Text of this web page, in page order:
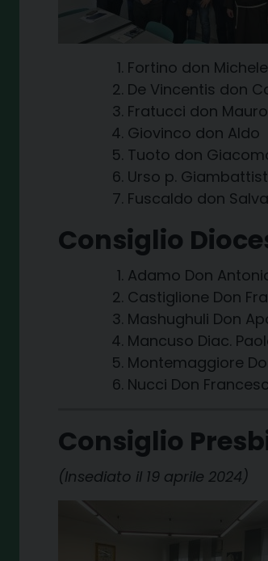
Fortino don Michele
De Vincentis don
Fratucci don Mauro
Giovinco don Aldo
Tuoto don
Urso p.
Fuscaldo don
Consiglio
Adamo Don
Castiglione Don
Mashughuli Don
Mancuso Diac.
Montemaggiore
Nucci Don
Consiglio
(Insediato il 19 aprile 2024)